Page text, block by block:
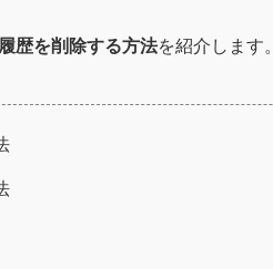
歴を削除する方法を紹介します。